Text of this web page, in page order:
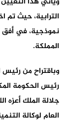
الترابية، حيث
نموذجية، في
المملكة.
وباقتراح من رئيس
رئيس الحكومة
جلالة الملك أعزه
العام لوكالة